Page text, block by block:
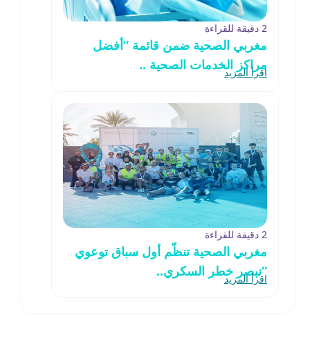
2 دقيقة للقراءة
مغربي الصحية ضمن قائمة “أفضل
مراكز الخدمات الصحية ..
اقرأ المزيد
2 دقيقة للقراءة
مغربي الصحية تنظّم أول سباق توعوي
“نبصر خطر السكري..
اقرأ المزيد